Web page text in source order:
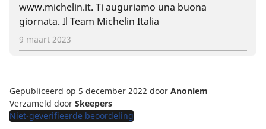
www.michelin.it. Ti auguriamo una buona
giornata. Il Team Michelin Italia
9 maart 2023
Gepubliceerd op 5 december 2022 door Anoniem
Verzameld door Skeepers
Niet-geverifieerde beoordeling